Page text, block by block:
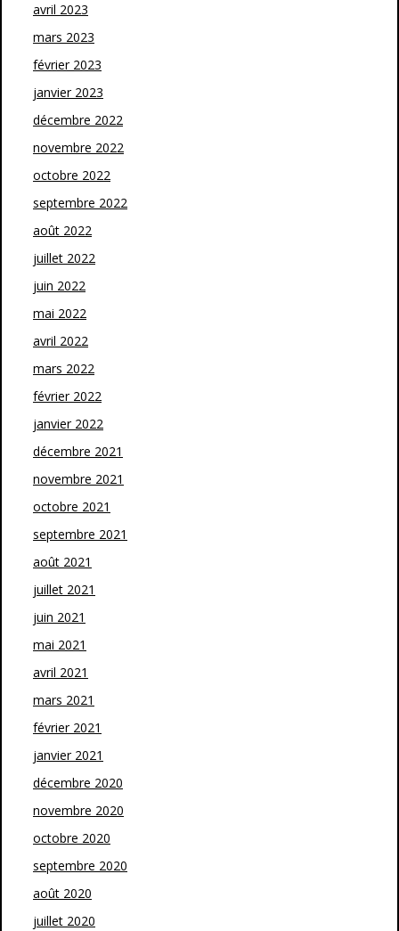
avril 2023
mars 2023
février 2023
janvier 2023
décembre 2022
novembre 2022
octobre 2022
septembre 2022
août 2022
juillet 2022
juin 2022
mai 2022
avril 2022
mars 2022
février 2022
janvier 2022
décembre 2021
novembre 2021
octobre 2021
septembre 2021
août 2021
juillet 2021
juin 2021
mai 2021
avril 2021
mars 2021
février 2021
janvier 2021
décembre 2020
novembre 2020
octobre 2020
septembre 2020
août 2020
juillet 2020